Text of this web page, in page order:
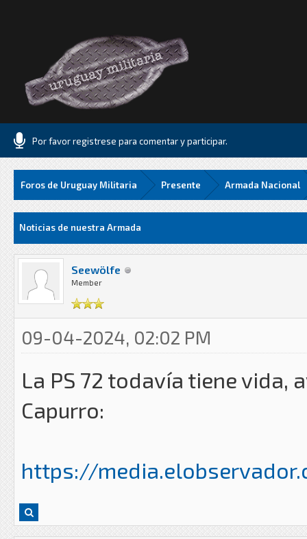
Por favor registrese para comentar y participar.
Foros de Uruguay Militaria Presente Armada Nacional
Noticias de nuestra Armada
Seewölfe
Member
09-04-2024, 02:02 PM
La PS 72 todavía tiene vida,
Capurro:
https://